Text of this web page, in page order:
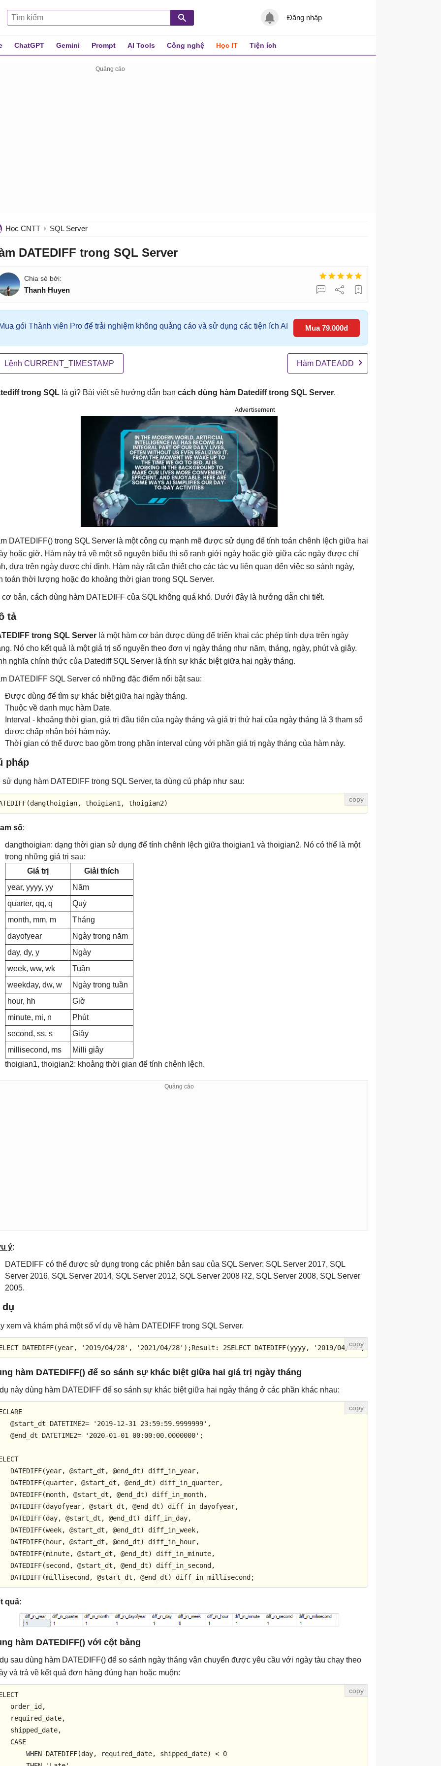
Đăng nhập
ChatGPT Gemini Prompt AI Tools Công nghệ Học IT Tiện ích
Học CNTT SQL Server
DATEDIFF trong SQL Server
Thanh Huyen
Mua gói Thành viên Pro để trải nghiệm không quảng cáo và sử dụng các tiện ích AI Mua 79.000đ
Lệnh CURRENT_TIMESTAMP Hàm DATEADD
trong SQL là gì? Bài viết sẽ hướng dẫn bạn cách dùng hàm Datediff trong SQL Server.
Advertisement
DATEDIFF() trong SQL Server là một công cụ mạnh mẽ được sử dụng để tính toán chênh lệch giữa hai
hoặc giờ. Hàm này trả về một số nguyên biểu thị số ranh giới ngày hoặc giờ giữa các ngày được chỉ
dựa trên ngày được chỉ định. Hàm này rất cần thiết cho các tác vụ liên quan đến việc so sánh ngày,
toán thời lượng hoặc đo khoảng thời gian trong SQL Server.
cơ bản, cách dùng hàm DATEDIFF của SQL không quá khó. Dưới đây là hướng dẫn chi tiết.
tả
trong SQL Server là một hàm cơ bản được dùng để triển khai các phép tính dựa trên ngày
Nó cho kết quả là một giá trị số nguyên theo đơn vị ngày tháng như năm, tháng, ngày, phút và giây.
nghĩa chính thức của Datediff SQL Server là tính sự khác biệt giữa hai ngày tháng.
DATEDIFF SQL Server có những đặc điểm nổi bật sau:
Được dùng để tìm sự khác biệt giữa hai ngày tháng.
Thuộc về danh mục hàm Date.
Interval - khoảng thời gian, giá trị đầu tiên của ngày tháng và giá trị thứ hai của ngày tháng là 3 tham số
được chấp nhận bởi hàm này.
Thời gian có thể được bao gồm trong phần interval cùng với phần giá trị ngày tháng của hàm này.
pháp
dụng hàm DATEDIFF trong SQL Server, ta dùng cú pháp như sau:
(dangthoigian, thoigian1, thoigian2)
số:
dangthoigian: dạng thời gian sử dụng để tính chênh lệch giữa thoigian1 và thoigian2. Nó có thể là một
trong những giá trị sau:
Giá trị
Giải thích
year, yyyy, yy
Năm
quarter, qq, q
Quý
month, mm, m
Tháng
dayofyear
Ngày trong năm
day, dy, y
Ngày
week, ww, wk
Tuần
weekday, dw, w
Ngày trong tuần
hour, hh
Giờ
minute, mi, n
Phút
second, ss, s
Giây
millisecond, ms
Milli giây
thoigian1, thoigian2: khoảng thời gian để tính chênh lệch.
ý:
DATEDIFF có thể được sử dụng trong các phiên bản sau của SQL Server: SQL Server 2017, SQL
Server 2016, SQL Server 2014, SQL Server 2012, SQL Server 2008 R2, SQL Server 2008, SQL Server
2005.
dụ
xem và khám phá một số ví dụ về hàm DATEDIFF trong SQL Server.
DATEDIFF(year, '2019/04/28' , '2021/04/28' );Result : 2SELECT DATEDIFF(yyyy, '2019/04/28',
hàm DATEDIFF() để so sánh sự khác biệt giữa hai giá trị ngày tháng
này dùng hàm DATEDIFF để so sánh sự khác biệt giữa hai ngày tháng ở các phần khác nhau:
@start _dt DATETIME2= '2019-12-31 23:59:59.9999999' ,
@end
_dt DATETIME2= '2020-01-01 00:00:00.0000000' ;
DATEDIFF(
year, @start _dt, @end
_dt) diff_in_year,
DATEDIFF(quarter,
@start _dt, @end
_dt) diff_in_quarter,
DATEDIFF(
month, @start _dt, @end
_dt) diff_in_month,
DATEDIFF(dayofyear,
@start _dt, @end
_dt) diff_in_dayofyear,
DATEDIFF(
day, @start _dt, @end
_dt) diff_in_day,
DATEDIFF(week,
@start _dt, @end
_dt) diff_in_week,
DATEDIFF(
hour, @start _dt, @end
_dt) diff_in_hour,
DATEDIFF(
minute, @start _dt, @end
_dt) diff_in_minute,
DATEDIFF(
second , @start _dt, @end
_dt) diff_in_second,
DATEDIFF(millisecond,
@start _dt, @end _dt) diff_in_millisecond;
quả:
hàm DATEDIFF() với cột bảng
sau dùng hàm DATEDIFF() để so sánh ngày tháng vận chuyển được yêu cầu với ngày tàu chạy theo
và trả về kết quả đơn hàng đúng hạn hoặc muộn:
order_id,
required_date,
shipped_date,
CASE
WHEN DATEDIFF(day, required_date, shipped_date) < 0